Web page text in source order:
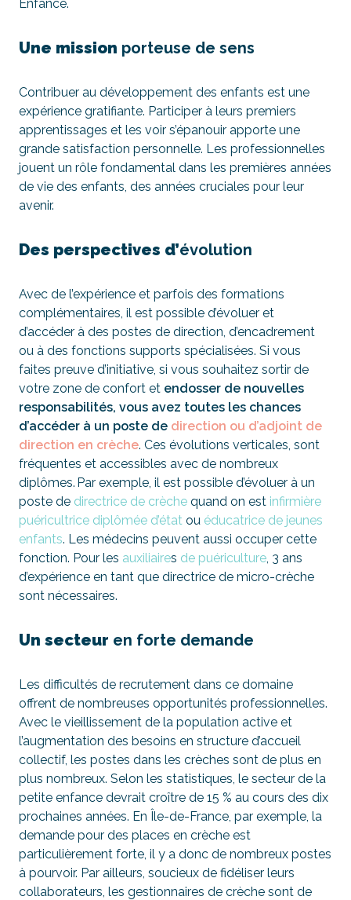
Enfance.
Une mission porteuse de sens
Contribuer au développement des enfants est une
expérience gratifiante. Participer à leurs premiers
apprentissages et les voir s’épanouir apporte une
grande satisfaction personnelle. Les professionnelles
jouent un rôle fondamental dans les premières années
de vie des enfants, des années cruciales pour leur
avenir.
Des perspectives d’évolution
Avec de l’expérience et parfois des formations
complémentaires, il est possible d’évoluer et
d’accéder à des postes de direction, d’encadrement
ou à des fonctions supports spécialisées. Si vous
faites preuve d’initiative, si vous souhaitez sortir de
votre zone de confort et endosser de nouvelles
responsabilités, vous avez toutes les chances
d’accéder à un poste de direction ou d’adjoint de
direction en crèche. Ces évolutions verticales, sont
fréquentes et accessibles avec de nombreux
diplômes. Par exemple, il est possible d’évoluer à un
poste de directrice de crèche quand on est infirmière
puéricultrice diplômée d’état ou éducatrice de jeunes
enfants. Les médecins peuvent aussi occuper cette
fonction. Pour les auxiliaires de puériculture, 3 ans
d’expérience en tant que directrice de micro-crèche
sont nécessaires.
Un secteur en forte demande
Les difficultés de recrutement dans ce domaine
offrent de nombreuses opportunités professionnelles.
Avec le vieillissement de la population active et
l’augmentation des besoins en structure d’accueil
collectif, les postes dans les crèches sont de plus en
plus nombreux. Selon les statistiques, le secteur de la
petite enfance devrait croître de 15 % au cours des dix
prochaines années. En Île-de-France, par exemple, la
demande pour des places en crèche est
particulièrement forte, il y a donc de nombreux postes
à pourvoir. Par ailleurs, soucieux de fidéliser leurs
collaborateurs, les gestionnaires de crèche sont de